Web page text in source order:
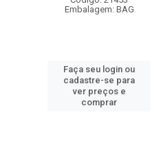
Embalagem: BAG
Faça seu login ou
cadastre-se para
ver preços e
comprar